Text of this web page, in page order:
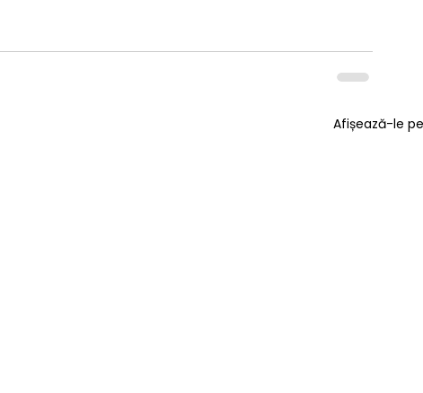
Afișează-le